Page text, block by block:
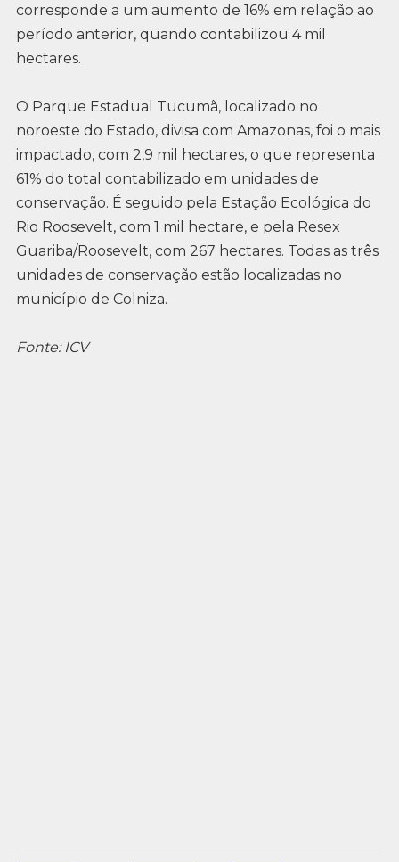
corresponde a um aumento de 16% em relação ao
período anterior, quando contabilizou 4 mil
hectares.
O Parque Estadual Tucumã, localizado no
noroeste do Estado, divisa com Amazonas, foi o mais
impactado, com 2,9 mil hectares, o que representa
61% do total contabilizado em unidades de
conservação. É seguido pela Estação Ecológica do
Rio Roosevelt, com 1 mil hectare, e pela Resex
Guariba/Roosevelt, com 267 hectares. Todas as três
unidades de conservação estão localizadas no
município de Colniza.
Fonte: ICV